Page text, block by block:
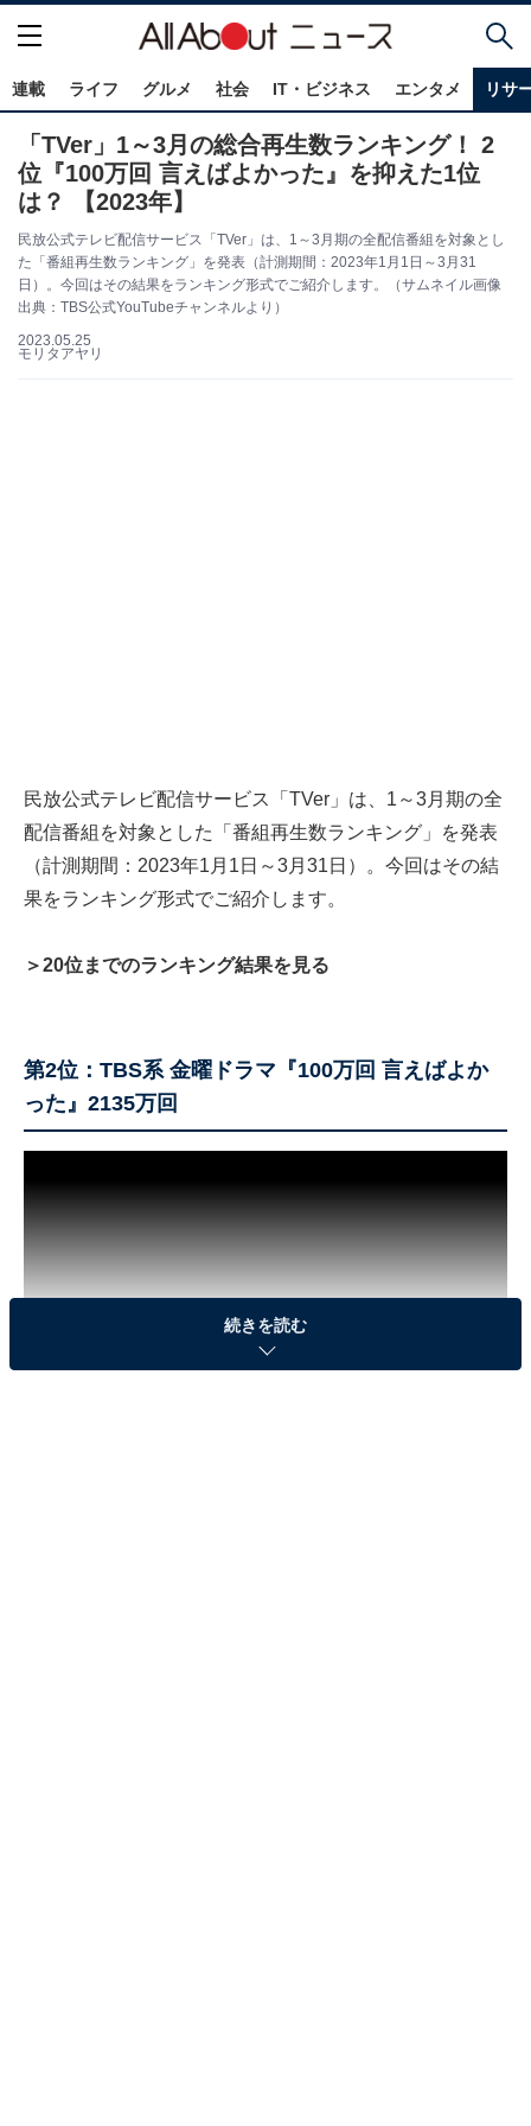
連載 ライフ グルメ 社会 IT・ビジネス エンタメ リサ
「TVer」1～3月の総合再生数ランキング！ 2
位『100万回 言えばよかった』を抑えた1位
は？ 【2023年】
民放公式テレビ配信サービス「TVer」は、1～3月期の全配信番組を対象とし
た「番組再⽣数ランキング」を発表（計測期間：2023年1月1日～3月31
日）。今回はその結果をランキング形式でご紹介します。（サムネイル画像
出典：TBS公式YouTubeチャンネルより）
2023.05.25
モリタアヤリ
民放公式テレビ配信サービス「TVer」は、1～3月期の全
配信番組を対象とした「番組再⽣数ランキング」を発表
（計測期間：2023年1月1日～3月31日）。今回はその結
果をランキング形式でご紹介します。
＞20位までのランキング結果を見る
第2位：TBS系 金曜ドラマ『100万回 言えばよか
った』2135万回
続きを読む